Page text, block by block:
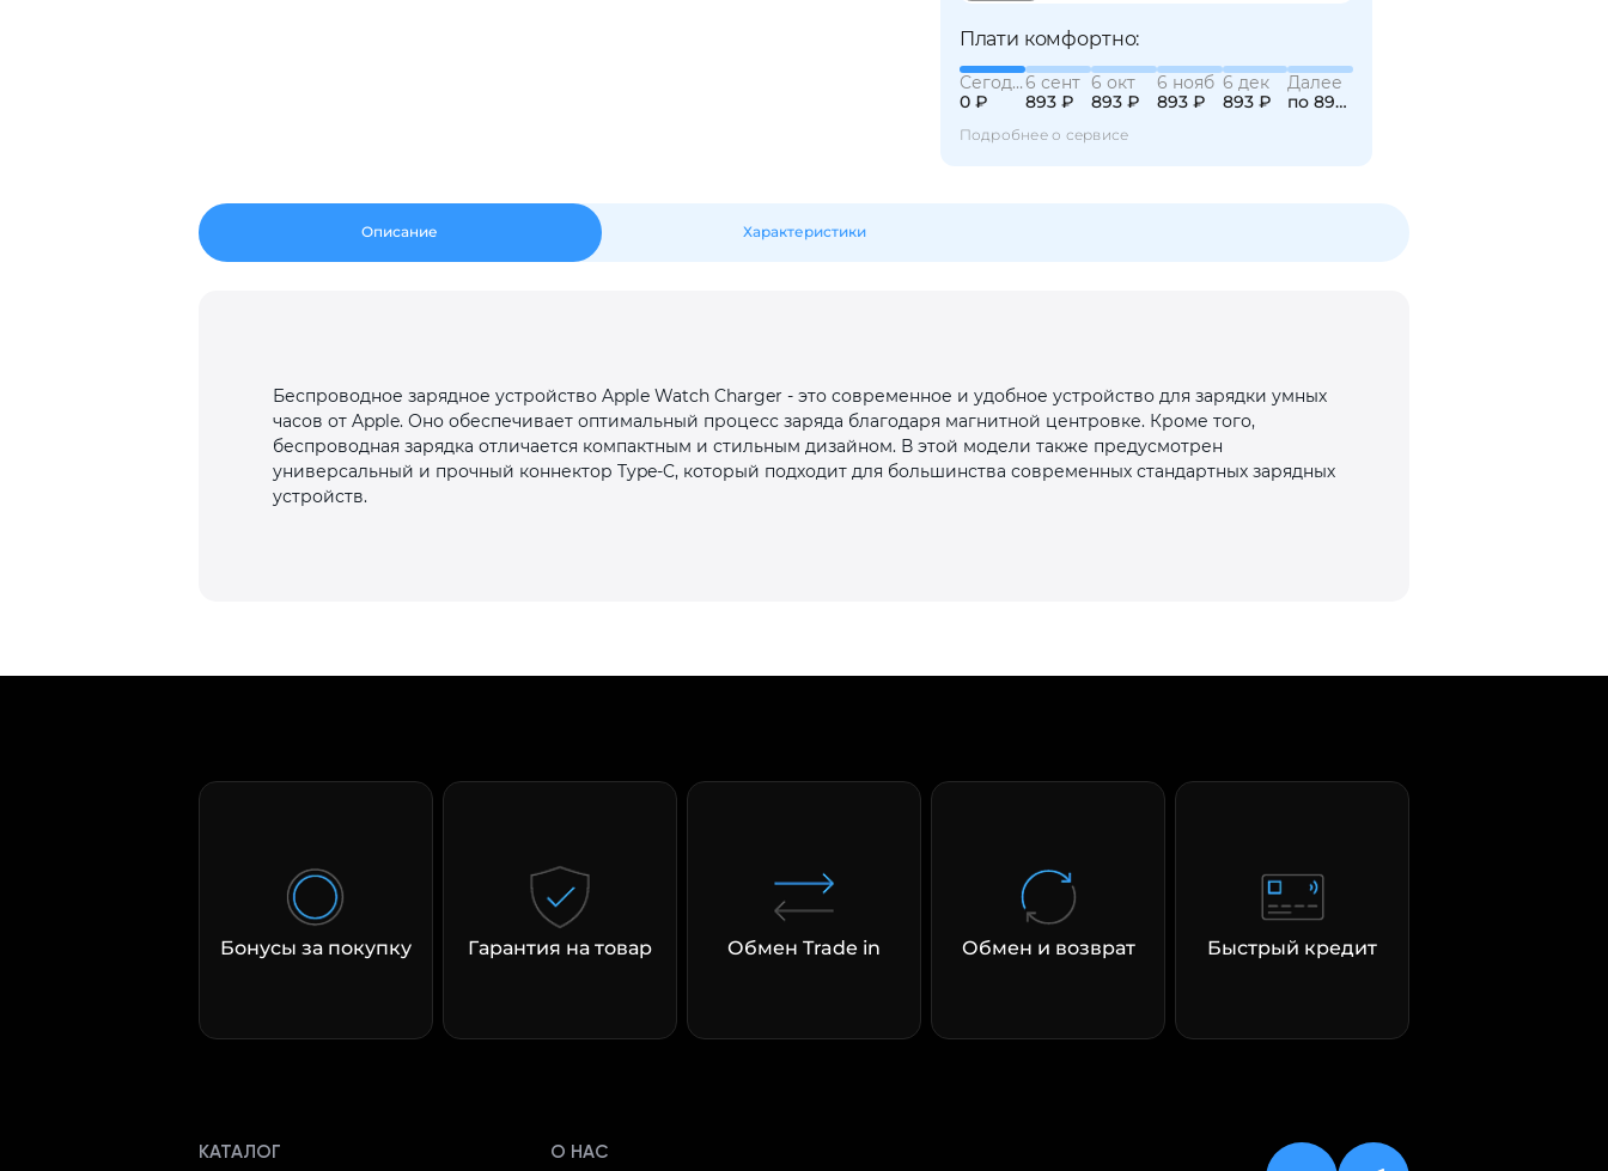
Плати комфортно:
Сегодня
0 ₽
6 сент
893 ₽
6 окт
893 ₽
6 нояб
893 ₽
6 дек
893 ₽
Далее
по 893 ₽
Подробнее о сервисе
Описание Характеристики
Беспроводное зарядное устройство Apple Watch Charger - это современное и удобное устройство для зарядки умных
часов от Apple. Оно обеспечивает оптимальный процесс заряда благодаря магнитной центровке. Кроме того,
беспроводная зарядка отличается компактным и стильным дизайном. В этой модели также предусмотрен
универсальный и прочный коннектор Type-C, который подходит для большинства современных стандартных зарядных
устройств.
Бонусы за покупку Гарантия на товар Обмен Trade in Обмен и возврат Быстрый кредит
КАТАЛОГ О НАС
Подробнее
25
раз в 2
недели
раз в 2 недели
Остались вопросы?
8 800 302-02-51